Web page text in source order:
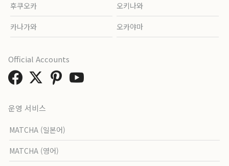
후쿠오카 오키나와
카나가와 오카야마
운영 서비스
MATCHA (일본어)
MATCHA (영어)
Official Accounts